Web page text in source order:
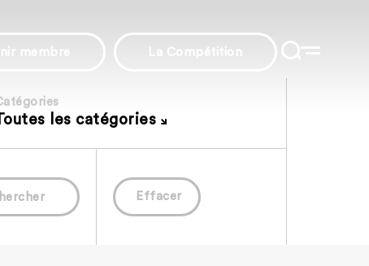
membre La Compétition
les catégories
Effacer